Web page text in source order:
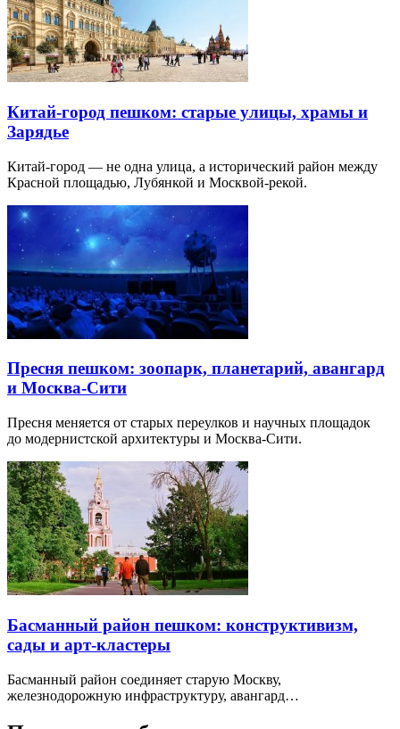
Китай-город пешком: старые улицы, храмы и
Зарядье
Китай-город — не одна улица, а исторический район между
Красной площадью, Лубянкой и Москвой-рекой.
Пресня пешком: зоопарк, планетарий, авангард
и Москва-Сити
Пресня меняется от старых переулков и научных площадок
до модернистской архитектуры и Москва-Сити.
Басманный район пешком: конструктивизм,
сады и арт-кластеры
Басманный район соединяет старую Москву,
железнодорожную инфраструктуру, авангард…